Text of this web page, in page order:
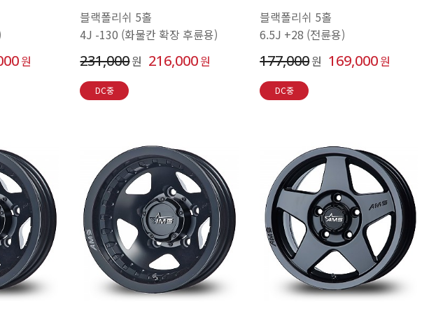
원
블랙폴리쉬 5홀
4J -130 (화물칸 확장 후륜용)
231,000원 216,000원
DC중
블랙폴리쉬 5홀
6.5J +28 (전륜용)
177,000원 169,000원
DC중